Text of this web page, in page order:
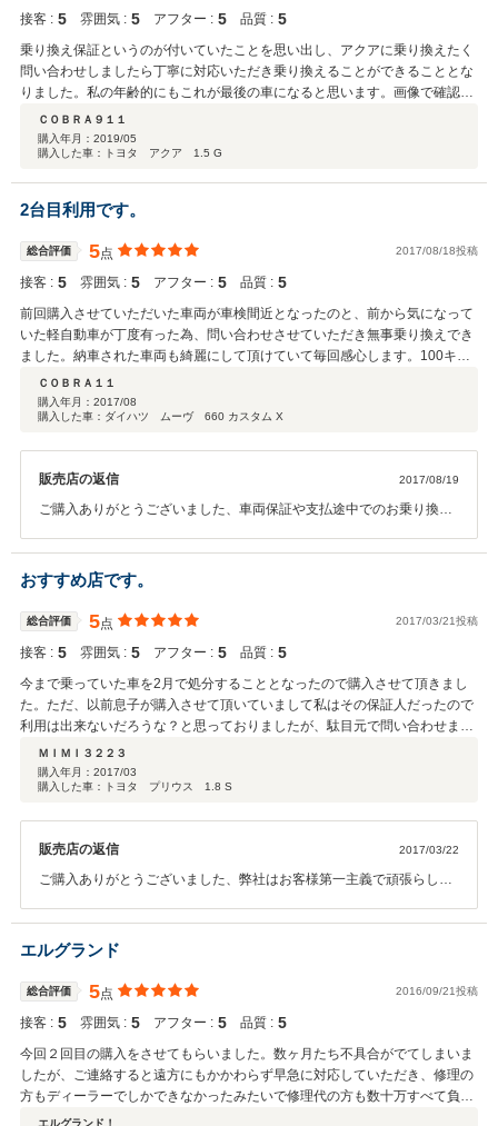
接客 : 5 雰囲気 : 5 アフター : 5 品質 : 5
乗り換え保証というのが付いていたことを思い出し、アクアに乗り換えたく
問い合わせしましたら丁寧に対応いただき乗り換えることができることとな
りました。私の年齢的にもこれが最後の車になると思います。画像で確認し
ましたが車も綺麗です。引き取りが楽しみです。
ＣＯＢＲＡ９１１
購入年月： 2019/05
購入した車：トヨタ アクア 1.5 G
2台目利用です。
総合評価 5点 2017/08/18投稿
接客 : 5 雰囲気 : 5 アフター : 5 品質 : 5
前回購入させていただいた車両が車検間近となったのと、前から気になって
いた軽自動車が丁度有った為、問い合わせさせていただき無事乗り換えでき
ました。納車された車両も綺麗にして頂けていて毎回感心します。100キロ
ほど走って見ましたが、エンジン、足回り等も問題なさそうで良かったで
す。安心して購入できるお店ですのでオススメです。
ＣＯＢＲＡ１１
購入年月： 2017/08
購入した車：ダイハツ ムーヴ 660 カスタム X
販売店の返信 2017/08/19
ご購入ありがとうございました、車両保証や支払途中でのお乗り換え
のお言葉感謝しています今後ともよろしくお願いします。
おすすめ店です。
総合評価 5点 2017/03/21投稿
接客 : 5 雰囲気 : 5 アフター : 5 品質 : 5
今まで乗っていた車を2月で処分することとなったので購入させて頂きまし
た。ただ、以前息子が購入させて頂いていまして私はその保証人だったので
利用は出来ないだろうな？と思っておりましたが、駄目元で問い合わせまし
たら大丈夫と回答頂き購入させて頂きました。。頭金の納め方もこちらの都
合に合わせていただきまして誠にありがとうございました。納車された車
も、写真で見たときは、バンパーに擦り傷が有りましたが、綺麗に治して頂
ての所有なので、不具合がでたら連絡させていただくと思いますのでその際
はよろしくお願いします。
ＭＩＭＩ３２２３
購入年月： 2017/03
購入した車：トヨタ プリウス 1.8 S
販売店の返信 2017/03/22
ご購入ありがとうございました、弊社はお客様第一主義で頑張らして
も弊社と良い御関係でいただけるように努めるつもりでいます、ハイ
ブリッドバッテリーの永久保証や乗り換え保証などお付けいたしまし
うございました。
エルグランド
総合評価 5点 2016/09/21投稿
接客 : 5 雰囲気 : 5 アフター : 5 品質 : 5
今回２回目の購入をさせてもらいました。数ヶ月たち不具合がでてしまいま
したが、ご連絡すると遠方にもかかわらず早急に対応していただき、修理の
方もディーラーでしかできなかったみたいで修理代の方も数十万すべて負担
していただきとても助かりました。とても信頼できる良いお店です。このた
エルグランド！